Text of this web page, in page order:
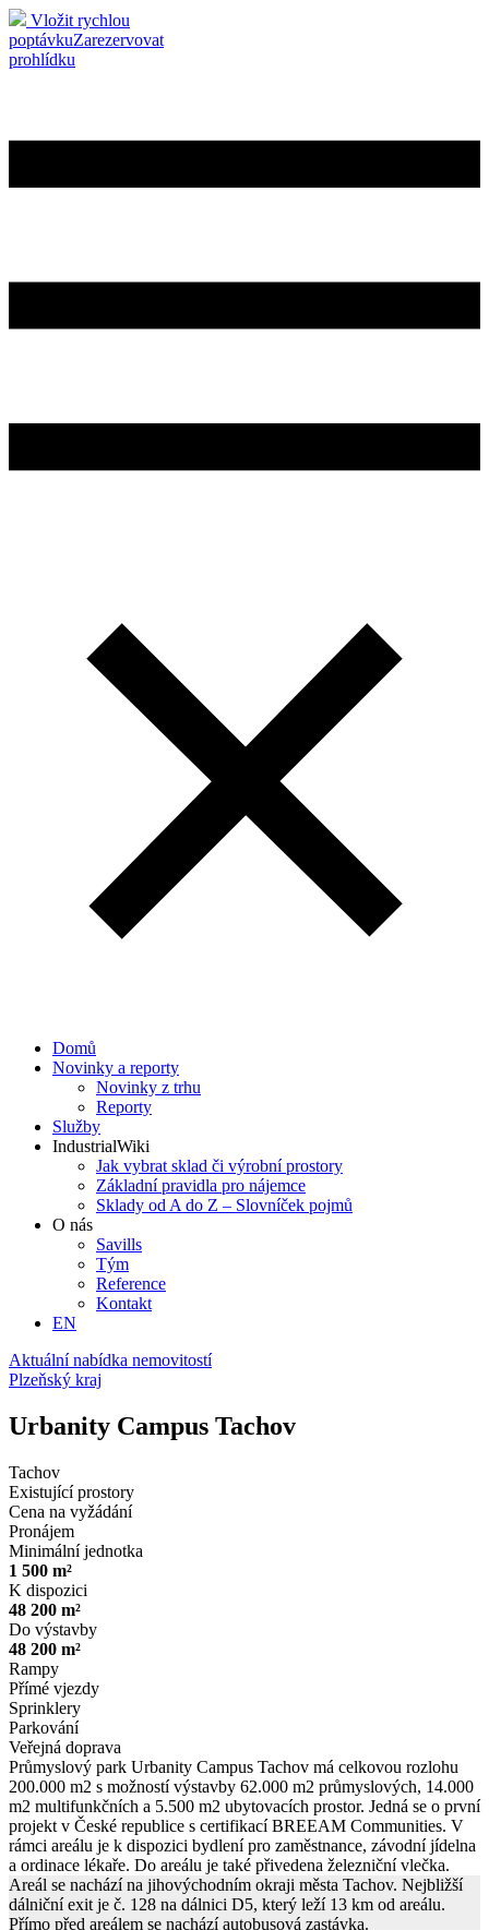
Vložit rychlou
poptávkuZarezervovat
prohlídku
Domů
Novinky a reporty
Novinky z trhu
Reporty
Služby
IndustrialWiki
Jak vybrat sklad či výrobní prostory
Základní pravidla pro nájemce
Sklady od A do Z – Slovníček pojmů
O nás
Savills
Tým
Reference
Kontakt​
EN
Aktuální nabídka nemovitostí
Plzeňský kraj
Urbanity Campus Tachov
Tachov
Existující prostory
Cena na vyžádání
Pronájem
Minimální jednotka
1 500 m²
K dispozici
48 200 m²
Do výstavby
48 200 m²
Rampy
Přímé vjezdy
Sprinklery
Parkování
Veřejná doprava
Průmyslový park Urbanity Campus Tachov má celkovou rozlohu
200.000 m2 s možností výstavby 62.000 m2 průmyslových, 14.000
m2 multifunkčních a 5.500 m2 ubytovacích prostor. Jedná se o první
projekt v České republice s certifikací BREEAM Communities. V
rámci areálu je k dispozici bydlení pro zaměstnance, závodní jídelna
a ordinace lékaře. Do areálu je také přivedena železniční vlečka.
Areál se nachází na jihovýchodním okraji města Tachov. Nejbližší
dálniční exit je č. 128 na dálnici D5, který leží 13 km od areálu.
Přímo před areálem se nachází autobusová zastávka.